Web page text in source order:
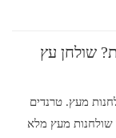
שולחן עץ
מעץ. טרנדים
שולחנות מעץ מלא